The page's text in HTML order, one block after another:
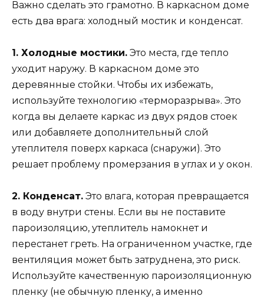
Важно сделать это грамотно. В каркасном доме
есть два врага: холодный мостик и конденсат.
1. Холодные мостики. Это места, где тепло
уходит наружу. В каркасном доме это
деревянные стойки. Чтобы их избежать,
используйте технологию «терморазрыва». Это
когда вы делаете каркас из двух рядов стоек
или добавляете дополнительный слой
утеплителя поверх каркаса (снаружи). Это
решает проблему промерзания в углах и у окон.
2. Конденсат. Это влага, которая превращается
в воду внутри стены. Если вы не поставите
пароизоляцию, утеплитель намокнет и
перестанет греть. На ограниченном участке, где
вентиляция может быть затруднена, это риск.
Используйте качественную пароизоляционную
пленку (не обычную пленку, а именно